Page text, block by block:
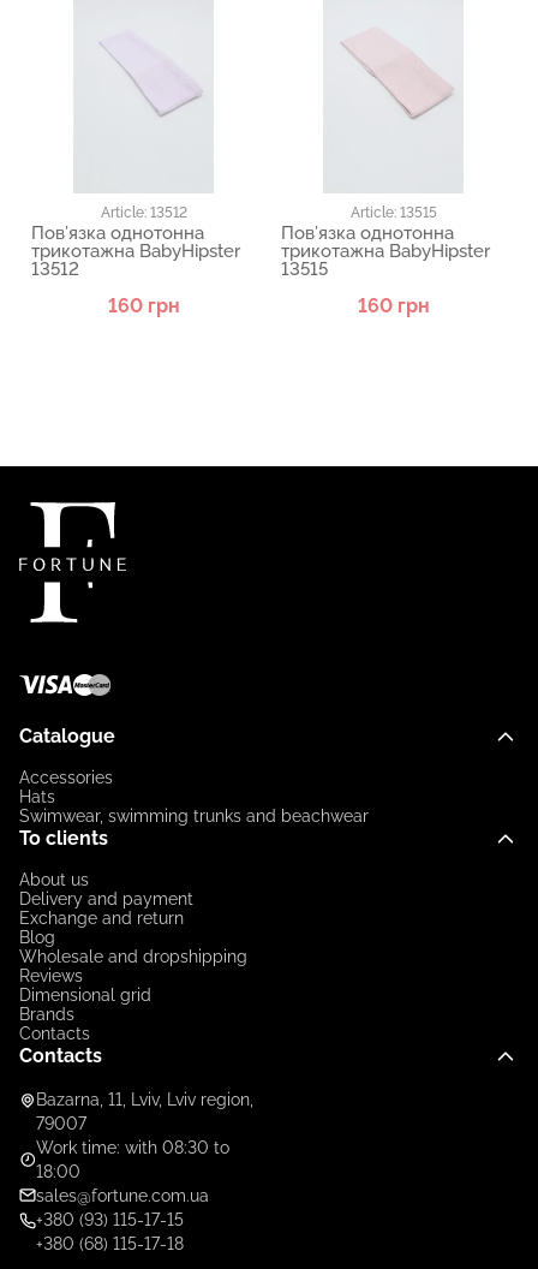
Article: 13512
Пов’язка однотонна
трикотажна BabyHipster
13512
160 грн
Article: 13515
Пов’язка однотонна
трикотажна BabyHipster
13515
160 грн
Catalogue
Accessories
Hats
Swimwear, swimming trunks and beachwear
To clients
About us
Delivery and payment
Exchange and return
Blog
Wholesale and dropshipping
Reviews
Dimensional grid
Brands
Contacts
Contacts
Bazarna, 11, Lviv, Lviv region,
79007
Work time: with 08:30 to
18:00
sales@fortune.com.ua
+380 (93) 115-17-15
+380 (68) 115-17-18